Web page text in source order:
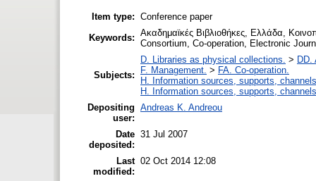
Item type: Conference paper
Keywords: Ακαδημαϊκές Βιβλιοθήκες, Ελλάδα,
Consortium, Co-operation, Electronic
Subjects:
D. Libraries as physical collections. > DD.
F. Management. > FA. Co-operation.
H. Information sources, supports,
H. Information sources, supports,
Depositing
user:
Andreas K. Andreou
Date
deposited:
31 Jul 2007
Last
modified:
02 Oct 2014 12:08